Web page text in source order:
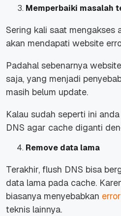
Memperbaiki masalah
Sering kali saat mengakses
akan mendapati website
Padahal sebenarnya
saja, yang menjadi
masih belum update.
Kalau sudah seperti ini
DNS agar cache diganti
Remove data lama
Terakhir, flush DNS bisa
data lama pada cache.
biasanya menyebabkan
teknis lainnya.